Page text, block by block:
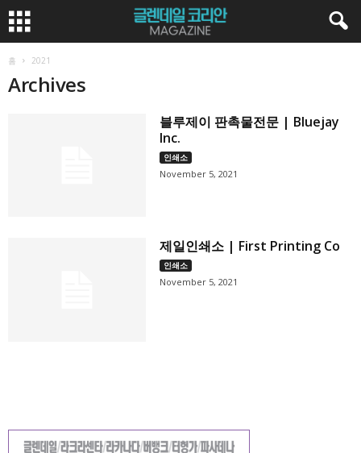
홈 2021
Archives
블루제이 판촉물전문 | Bluejay
Inc.
인쇄소
November 5, 2021
제일인쇄소 | First Printing Co
인쇄소
November 5, 2021